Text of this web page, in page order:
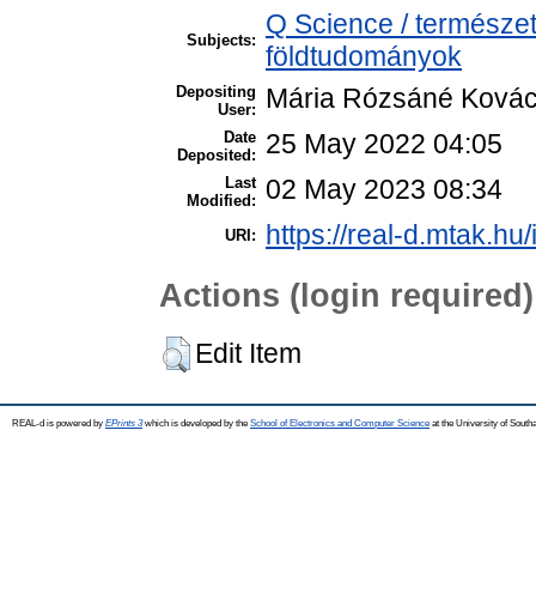
Subjects:
Q Science /
földtudományok
Depositing
User:
Mária Rózsáné
Date
Deposited:
25 May 2022 04:05
Last
Modified:
02 May 2023 08:34
URI: https://real-
Actions (login required)
Edit Item
REAL-d is powered by EPrints 3which is developed by the School of Electronics and Computer Science at the University of